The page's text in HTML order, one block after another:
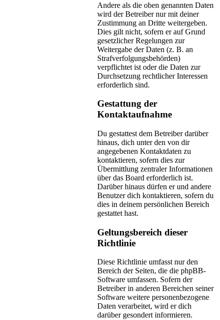
Andere als die oben genannten Daten
wird der Betreiber nur mit deiner
Zustimmung an Dritte weitergeben.
Dies gilt nicht, sofern er auf Grund
gesetzlicher Regelungen zur
Weitergabe der Daten (z. B. an
Strafverfolgungsbehörden)
verpflichtet ist oder die Daten zur
Durchsetzung rechtlicher Interessen
erforderlich sind.
Gestattung der
Kontaktaufnahme
Du gestattest dem Betreiber darüber
hinaus, dich unter den von dir
angegebenen Kontaktdaten zu
kontaktieren, sofern dies zur
Übermittlung zentraler Informationen
über das Board erforderlich ist.
Darüber hinaus dürfen er und andere
Benutzer dich kontaktieren, sofern du
dies in deinem persönlichen Bereich
gestattet hast.
Geltungsbereich dieser
Richtlinie
Diese Richtlinie umfasst nur den
Bereich der Seiten, die die phpBB-
Software umfassen. Sofern der
Betreiber in anderen Bereichen seiner
Software weitere personenbezogene
Daten verarbeitet, wird er dich
darüber gesondert informieren.